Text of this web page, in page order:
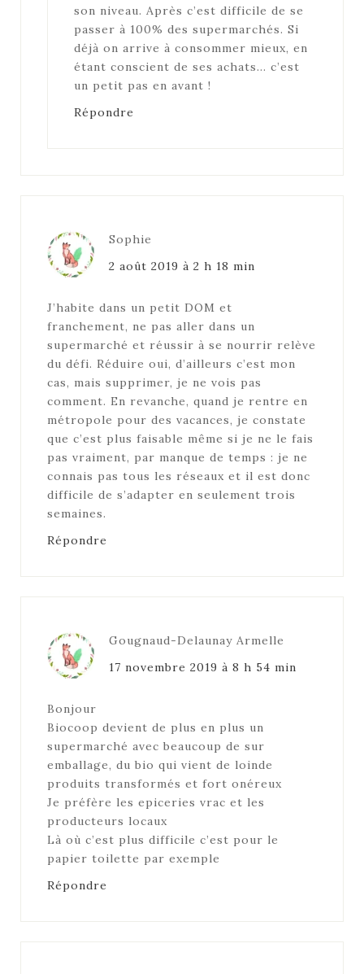
son niveau. Après c’est difficile de se
passer à 100% des supermarchés. Si
déjà on arrive à consommer mieux, en
étant conscient de ses achats… c’est
un petit pas en avant !
Répondre
Sophie
2 août 2019 à 2 h 18 min
J’habite dans un petit DOM et
franchement, ne pas aller dans un
supermarché et réussir à se nourrir relève
du défi. Réduire oui, d’ailleurs c’est mon
cas, mais supprimer, je ne vois pas
comment. En revanche, quand je rentre en
métropole pour des vacances, je constate
que c’est plus faisable même si je ne le fais
pas vraiment, par manque de temps : je ne
connais pas tous les réseaux et il est donc
difficile de s’adapter en seulement trois
semaines.
Répondre
Gougnaud-Delaunay Armelle
17 novembre 2019 à 8 h 54 min
Bonjour
Biocoop devient de plus en plus un
supermarché avec beaucoup de sur
emballage, du bio qui vient de loinde
produits transformés et fort onéreux
Je préfère les epiceries vrac et les
producteurs locaux
Là où c’est plus difficile c’est pour le
papier toilette par exemple
Répondre